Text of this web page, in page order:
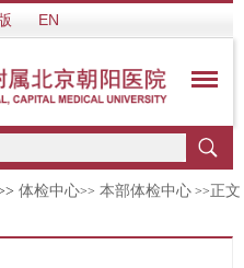
EN
体检中心>> 本部体检中心 >>正文